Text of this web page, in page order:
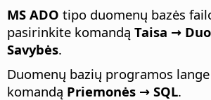
MS ADO tipo duomenų bazės
pasirinkite komandą Taisa →
Savybės.
Duomenų bazių programos
komandą Priemonės → SQL.